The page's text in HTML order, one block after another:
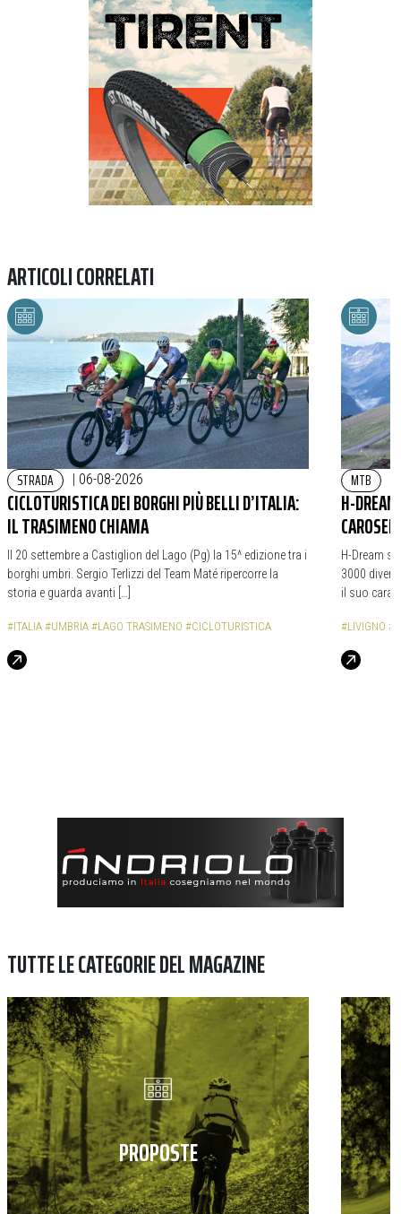
ARTICOLI CORRELATI
STRADA | 06-08-2026
CICLOTURISTICA DEI BORGHI PIÙ BELLI D’ITALIA:
IL TRASIMENO CHIAMA
Il 20 settembre a Castiglion del Lago (Pg) la 15^ edizione tra i
borghi umbri. Sergio Terlizzi del Team Maté ripercorre la
storia e guarda avanti […]
#ITALIA #UMBRIA #LAGO TRASIMENO #CICLOTURISTICA
MTB
H-
H-Dream
3000
il suo
#LIVIGNO
TUTTE LE CATEGORIE DEL MAGAZINE
PROPOSTE